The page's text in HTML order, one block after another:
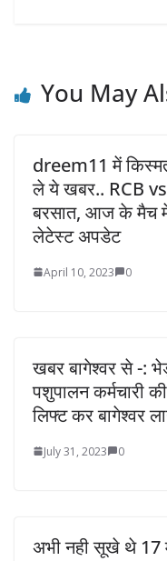
You May
dreem11 में
ले ये खबर.. RCB vs
बरसात, आज के मैच
लेटेस्ट अपडेट
April 10, 2023 0
खबर बागेश्वर से -:
पशुपालन कर्मचारी
लिफ्ट कर बागेश्वर
July 31, 2023 0
अभी नही सूखे थे 17